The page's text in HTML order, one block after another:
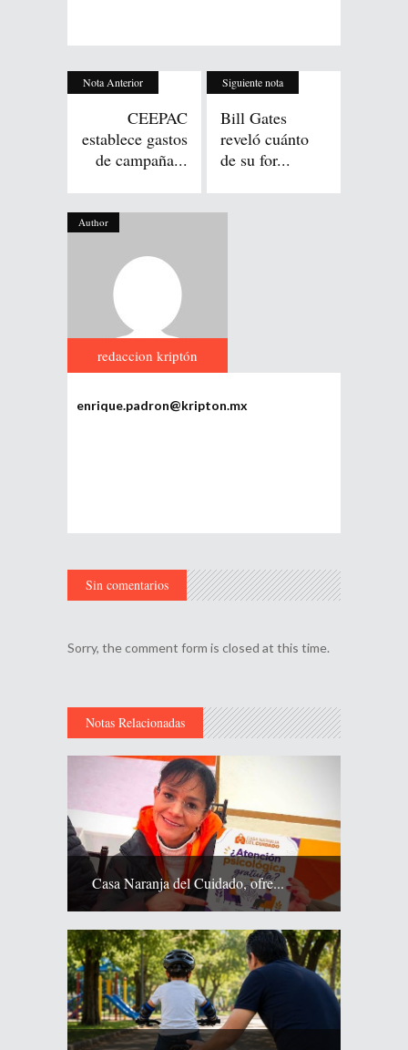
Nota Anterior
CEEPAC
establece gastos
de campaña...
Siguiente nota
Bill Gates
reveló cuánto
de su for...
Author
redaccion kriptón
enrique.padron@kripton.mx
Sin comentarios
Sorry, the comment form is closed at this time.
Notas Relacionadas
Casa Naranja del Cuidado, ofre...